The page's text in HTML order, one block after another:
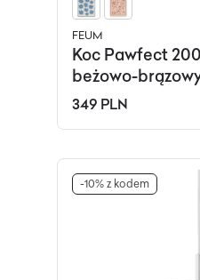
FEUM
Koc Pawfect
beżowo-
349 PLN
-10% z kodem